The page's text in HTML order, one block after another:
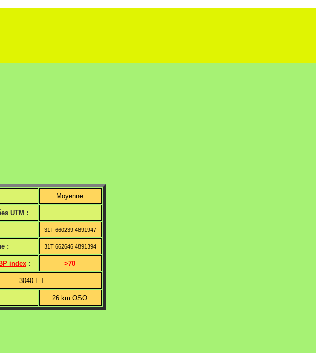
Moyenne
UTM :
31T 660239 4891947
: 31T 662646 4891394
index : >70
3040 ET
26 km OSO